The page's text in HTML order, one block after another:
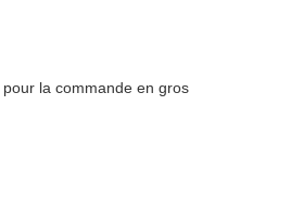
la commande en gros